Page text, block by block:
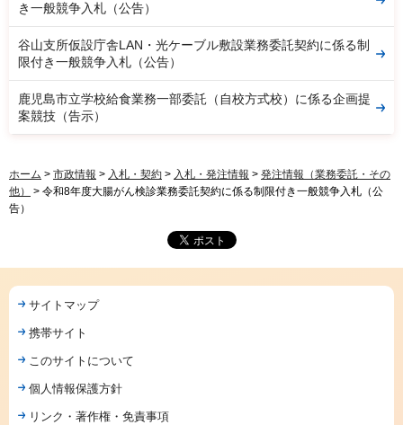
き一般競争入札（公告）
谷山支所仮設庁舎LAN・光ケーブル敷設業務委託契約に係る制
限付き一般競争入札（公告）
鹿児島市立学校給食業務一部委託（自校方式校）に係る企画提
案競技（告示）
ホーム > 市政情報 > 入札・契約 > 入札・発注情報 > 発注情報（業務委託・その
他）
> 令和8年度大腸がん検診業務委託契約に係る制限付き一般競争入札（公
告）
サイトマップ
携帯サイト
このサイトについて
個人情報保護方針
リンク・著作権・免責事項